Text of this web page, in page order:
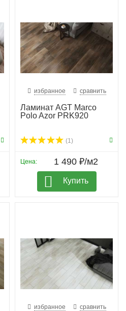
избранное сравнить
Ламинат AGT Marco
Polo Azor PRK920
(1)
Цена: 1 490 ₽/м2
Купить
избранное сравнить